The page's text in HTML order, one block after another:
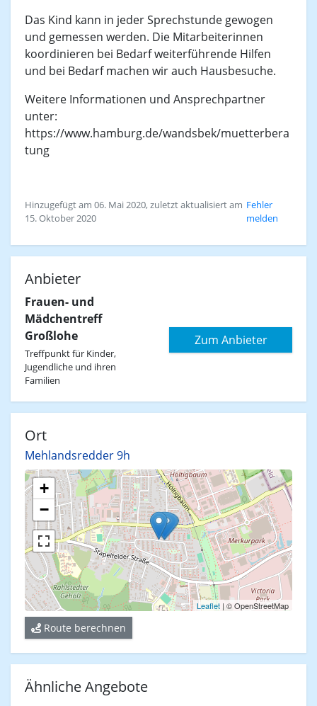
Das Kind kann in jeder Sprechstunde gewogen
und gemessen werden. Die Mitarbeiterinnen
koordinieren bei Bedarf weiterführende Hilfen
und bei Bedarf machen wir auch Hausbesuche.
Weitere Informationen und Ansprechpartner
unter:
https://www.hamburg.de/wandsbek/muetterbera
tung
Hinzugefügt am 06. Mai 2020, zuletzt aktualisiert am
15. Oktober 2020
Fehler
melden
Anbieter
Frauen- und
Mädchentreff
Großlohe
Treffpunkt für Kinder,
Jugendliche und ihren
Familien
Zum Anbieter
Ort
Mehlandsredder 9h
+
−
Leaflet | © OpenStreetMap
Route berechnen
Ähnliche Angebote